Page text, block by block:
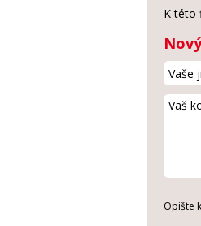
K této
Opište